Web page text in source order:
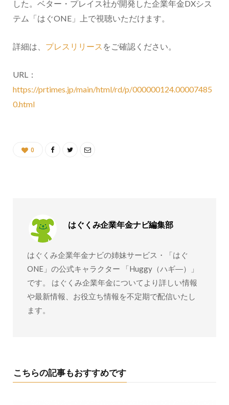
した。ベター・プレイス社が開発した企業年金DXシス
テム「はぐONE」上で視聴いただけます。
詳細は、 プレスリリース をご確認ください。
URL：
https://prtimes.jp/main/html/rd/p/000000124.00007485
0.html
0
はぐくみ企業年金ナビ編集部
はぐくみ企業年金ナビの姉妹サービス・「はぐ
ONE」の公式キャラクター 「Huggy（ハギ―）」
です。 はぐくみ企業年金についてより詳しい情報
や最新情報、お役立ち情報を不定期で配信いたし
ます。
こちらの記事もおすすめです